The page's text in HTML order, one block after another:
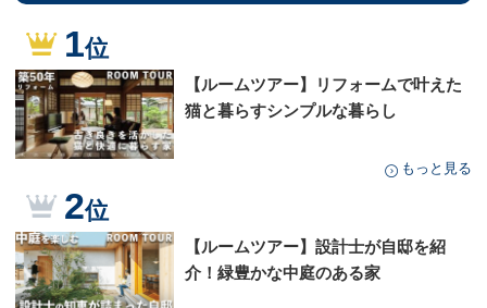
1位
【ルームツアー】リフォームで叶えた
猫と暮らすシンプルな暮らし
もっと見る
2位
【ルームツアー】設計士が自邸を紹
介！緑豊かな中庭のある家